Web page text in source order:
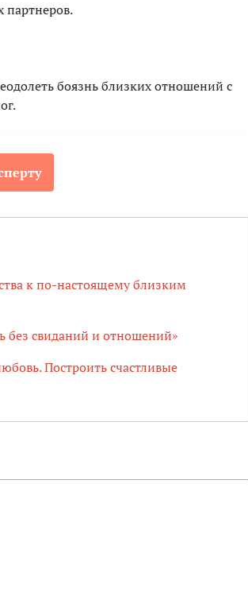
партнеров.
боязнь близких отношений с
к по-настоящему близким
без свиданий и отношений»
Построить счастливые